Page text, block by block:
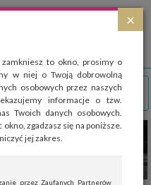
×
zamkniesz to okno, prosimy o
w niej o Twoją dobrowolną
osobowych przez naszych
informacje o tzw.
Twoich danych osobowych.
okno, zgadzasz się na poniższe.
jej zakres.
przez Zaufanych Partnerów
głównie do celów statystycznych.
na zapisanie ich w pamięci